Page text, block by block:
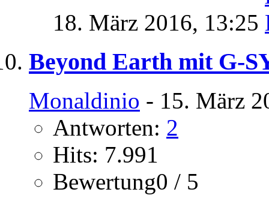
18. März 2016, 13:25
Beyond Earth mit G-
Monaldinio - 15. März
Antworten: 2
Hits: 7.991
Bewertung0 / 5